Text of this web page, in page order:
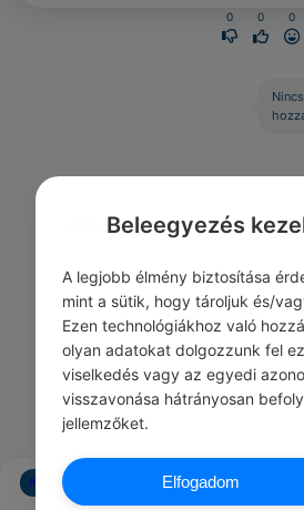
0 0 0
#IDÉZETEK ÉRZELMEK
Beleegyezés
A legjobb élmény biztosítása
mint a sütik, hogy tároljuk és/
Ezen technológiákhoz való
olyan adatokat dolgozzunk fel
viselkedés vagy az egyedi
visszavonása hátrányosan
jellemzőket.
Elfogadom